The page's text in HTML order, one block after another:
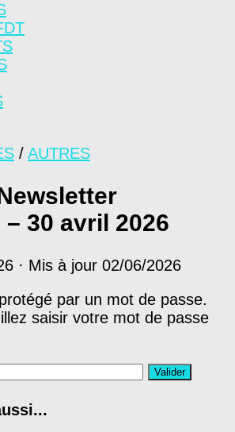
/ AUTRES
30 avril 2026
· Mis à jour 02/06/2026
par un mot de passe.
saisir votre mot de passe